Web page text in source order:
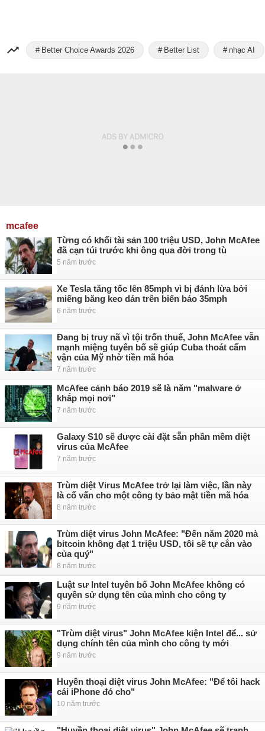
Better Choice Awards 2026 Better List nhạc AI
mcafee
Từng có khối tài sản 100 triệu USD, John McAfee
đã cạn túi trước khi ông qua đời trong tù
5 năm trước
Xe Tesla tăng tốc lên 85mph vì bị đánh lừa bởi
miếng băng keo dán trên biển báo 35mph
6 năm trước
Đang bị truy nã vì tội trốn thuế, John McAfee vẫn
mạnh miệng tuyên bố sẽ giúp Cuba thoát cấm
vận của Mỹ nhờ tiền mã hóa
7 năm trước
McAfee cảnh báo 2019 sẽ là năm "malware ở
khắp mọi nơi"
7 năm trước
Galaxy S10 sẽ được cài đặt sẵn phần mềm diệt
virus của McAfee
7 năm trước
Trùm diệt Virus McAfee trở lại làm việc, lần này
là cố vấn cho một công ty bảo mật tiền mã hóa
8 năm trước
Trùm diệt virus John McAfee: "Đến năm 2020 mà
bitcoin không đạt 1 triệu USD, tôi sẽ tự cắn vào
của quý"
8 năm trước
Luật sư Intel tuyên bố John McAfee không có
quyền sử dụng tên của mình cho công ty
9 năm trước
"Trùm diệt virus" John McAfee kiện Intel để... sử
dụng chính tên của mình cho công ty mới
9 năm trước
Huyền thoại diệt virus John McAfee: "Để tôi hack
cái iPhone đó cho"
10 năm trước